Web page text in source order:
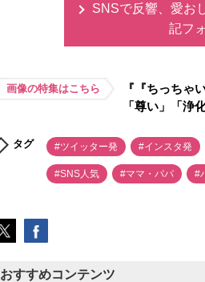
SNSで反響、愛お
記フ
画像の特集はこちら
『『ちっちゃ
「尊い」「浄
タグ #ツイッター発 #インスタ発
#SNS人気 #ママ・パパ #
おすすめコンテンツ